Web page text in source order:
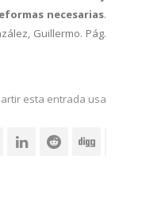
necesarias.
Guillermo. Pág.
esta entrada usando sus